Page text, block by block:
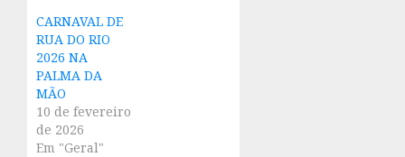
CARNAVAL DE
RUA DO RIO
2026 NA
PALMA DA
MÃO
10 de fevereiro
de 2026
Em "Geral"